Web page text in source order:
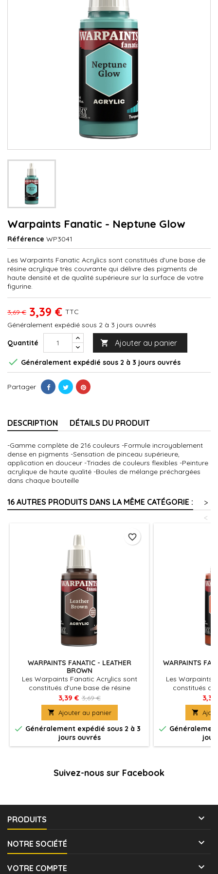
Warpaints Fanatic - Neptune Glow
Référence WP3041
Les Warpaints Fanatic Acrylics sont constitués d'une base de
résine acrylique très couvrante qui délivre des pigments de
haute densité et de qualité supérieure sur la surface de votre
figurine.
3,69 € 3,39 € TTC
Généralement expédié sous 2 à 3 jours ouvrés
Quantité  Ajouter au panier
 Généralement expédié sous 2 à 3 jours ouvrés
Partager
DESCRIPTION DÉTAILS DU PRODUIT
-Gamme complète de 216 couleurs -Formule incroyablement
dense en pigments -Sensation de pinceau supérieure,
application en douceur -Triades de couleurs flexibles -Peinture
acrylique de haute qualité -Boules de mélange préchargées
dans chaque bouteille
16 AUTRES PRODUITS DANS LA MÊME CATÉGORIE :
>
<
WARPAINTS FANATIC - LEATHER
BROWN
Les Warpaints Fanatic Acrylics sont
constitués d'une base de résine
acrylique très couvrante qui délivre des
pigments de haute densité et de qualité
supérieure sur la surface de votre
figurine.
3,39 € 3,69 €
 Ajouter au panier
 Généralement expédié sous 2 à 3
jours ouvrés
favorite_border
WARPAINTS
Les Warpaints
constitués
acrylique très
pigments de
supérieure


Suivez-nous sur Facebook
PRODUITS 
NOTRE SOCIÉTÉ 
VOTRE COMPTE 